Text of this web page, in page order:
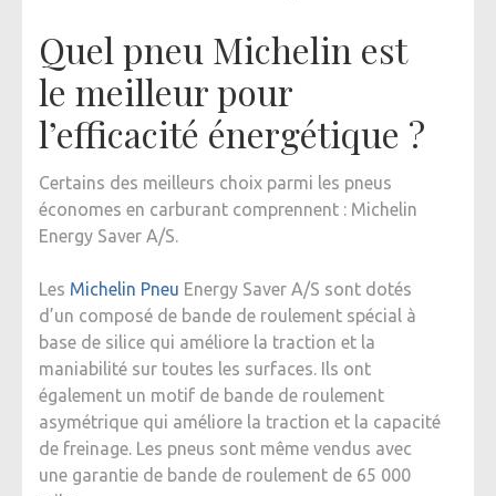
Quel pneu Michelin est
le meilleur pour
l’efficacité énergétique ?
Certains des meilleurs choix parmi les pneus
économes en carburant comprennent : Michelin
Energy Saver A/S.
Les Michelin Pneu Energy Saver A/S sont dotés
d’un composé de bande de roulement spécial à
base de silice qui améliore la traction et la
maniabilité sur toutes les surfaces. Ils ont
également un motif de bande de roulement
asymétrique qui améliore la traction et la capacité
de freinage. Les pneus sont même vendus avec
une garantie de bande de roulement de 65 000